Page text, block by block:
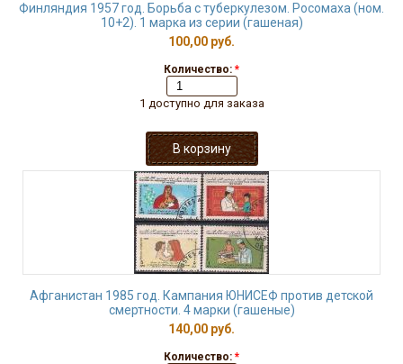
Финляндия 1957 год. Борьба с туберкулезом. Росомаха (ном.
10+2). 1 марка из серии (гашеная)
100,00 руб.
Количество: *
1 доступно для заказа
Афганистан 1985 год. Кампания ЮНИСЕФ против детской
смертности. 4 марки (гашеные)
140,00 руб.
Количество: *